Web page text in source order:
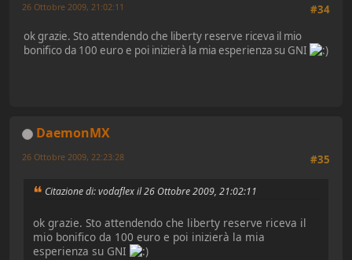
#34
26 Ottobre 2009, 21:02:11
ok grazie. Sto attendendo che liberty reserve riceva il mio
bonifico da 100 euro e poi inizierà la mia esperienza su GNI
DaemonMX
#35
26 Ottobre 2009, 22:23:28
Citazione di: vodaflex il 26 Ottobre 2009, 21:02:11
ok grazie. Sto attendendo che liberty reserve riceva il
mio bonifico da 100 euro e poi inizierà la mia
esperienza su GNI